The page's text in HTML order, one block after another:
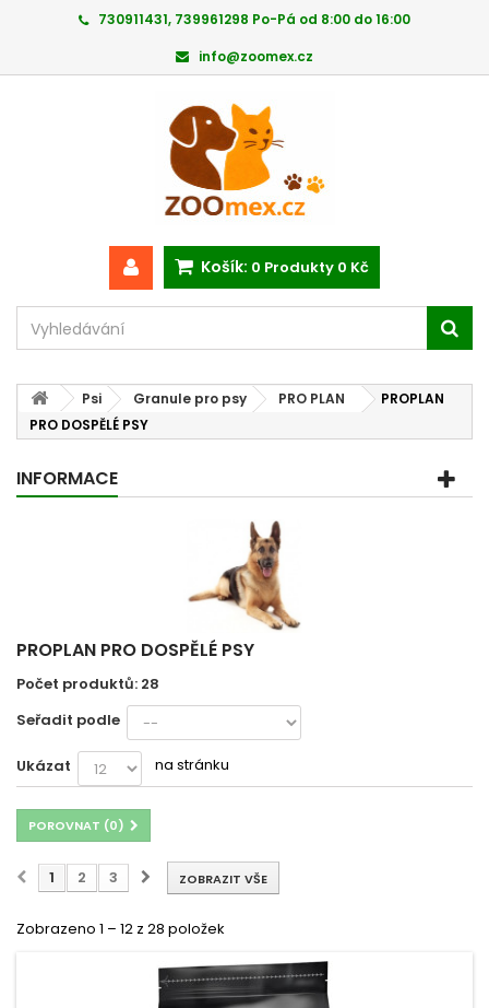
730911431, 739961298 Po-Pá od 8:00 do 16:00
info@zoomex.cz
Košík: 0 Produkty 0 Kč
Psi Granule pro psy PRO PLAN
PROPLAN
PRO DOSPĚLÉ PSY
INFORMACE
PROPLAN PRO DOSPĚLÉ PSY
Počet produktů: 28
Seřadit podle
Ukázat na stránku
POROVNAT (0)
ZOBRAZIT VŠE
1 2 3
Zobrazeno 1 – 12 z 28 položek